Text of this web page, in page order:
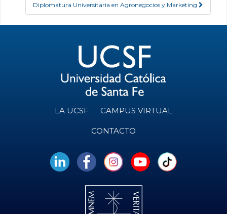
Diplomatura Universitaria en Agronegocios y Marketing
LA UCSF CAMPUS VIRTUAL
CONTACTO